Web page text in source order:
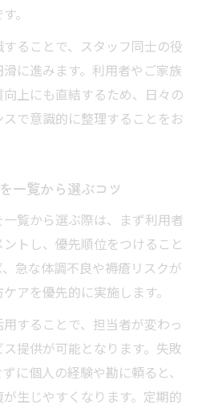
。
ることで、スタッフ同士の役
に進みます。利用者やご家族
上にも直結するため、日々の
で意識的に整理することをお
一覧から選ぶコツ
覧から選ぶ際は、まず利用者
トし、優先順位をつけること
急な体調不良や褥瘡リスクが
アを優先的に実施します。
することで、担当者が変わっ
提供が可能となります。失敗
に個人の経験や勘に頼ると、
生じやすくなります。定期的